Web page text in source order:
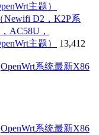
D2，K2P系
AC58U，
主题）
13,412
OpenWrt系统最新X86
OpenWrt系统最新X86